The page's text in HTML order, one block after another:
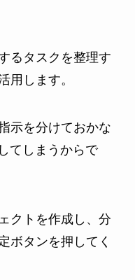
るタスクを整理す
用します。
示を分けておかな
てしまうからで
クトを作成し、分
ボタンを押してく